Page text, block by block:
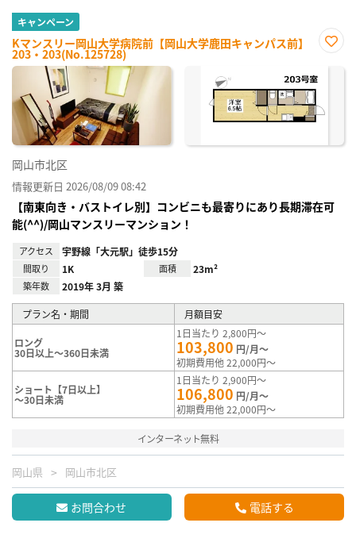
キャンペーン
Kマンスリー岡山大学病院前【岡山大学鹿田キャンパス前】
203・203(No.125728)
に入
岡山市北区
情報更新日 2026/08/09 08:42
【南東向き・バストイレ別】コンビニも最寄りにあり長期滞在可
能(^^)/岡山マンスリーマンション！
アクセス 宇野線「大元駅」徒歩15分
間取り 1K 面積 23m²
築年数 2019年 3月 築
プラン名・期間 月額目安
ロング
30日以上～360日未満
1日当たり 2,800円～
103,800 円/月～
初期費用他 22,000円～
ショート【7日以上】
～30日未満
1日当たり 2,900円～
106,800 円/月～
初期費用他 22,000円～
インターネット無料
岡山県 岡山市北区
お問合わせ 電話する